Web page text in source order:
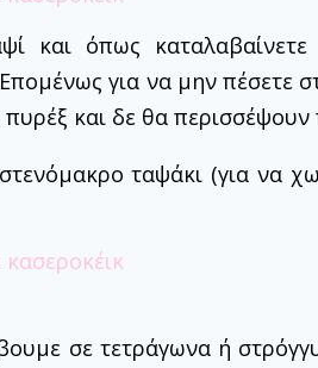
και όπως καταλαβαίνετε
για να μην πέσετε
και δε θα
ταψάκι (για να
σε τετράγωνα ή